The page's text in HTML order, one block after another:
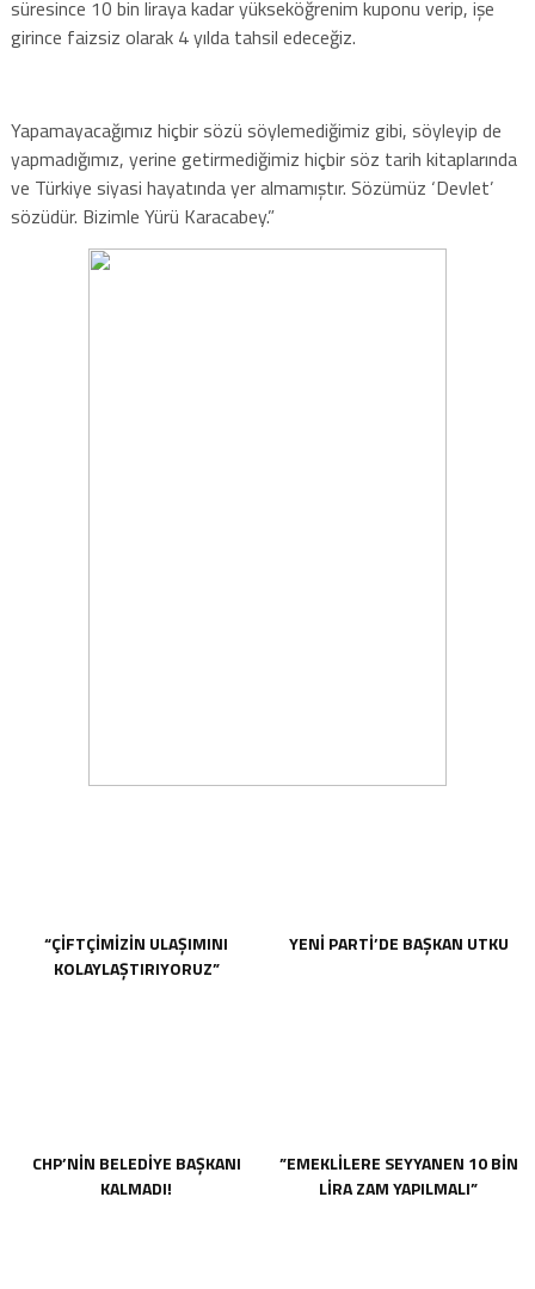
süresince 10 bin liraya kadar yükseköğrenim kuponu verip, işe
girince faizsiz olarak 4 yılda tahsil edeceğiz.
Yapamayacağımız hiçbir sözü söylemediğimiz gibi, söyleyip de
yapmadığımız, yerine getirmediğimiz hiçbir söz tarih kitaplarında
ve Türkiye siyasi hayatında yer almamıştır. Sözümüz ‘Devlet’
sözüdür. Bizimle Yürü Karacabey.”
“ÇİFTÇİMİZİN ULAŞIMINI
KOLAYLAŞTIRIYORUZ”
YENİ PARTİ’DE BAŞKAN UTKU
CHP’NİN BELEDİYE BAŞKANI
KALMADI!
”EMEKLİLERE SEYYANEN 10 BİN
LİRA ZAM YAPILMALI”